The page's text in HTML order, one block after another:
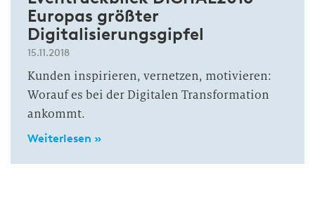
Europas größter
Digitalisierungsgipfel
15.11.2018
Kunden inspirieren, vernetzen, motivieren:
Worauf es bei der Digitalen Transformation
ankommt.
Weiterlesen »